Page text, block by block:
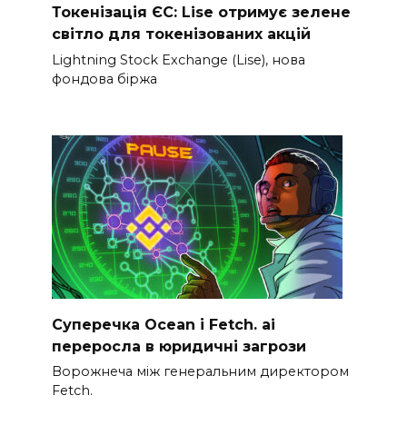
Токенізація ЄС: Lise отримує зелене
світло для токенізованих акцій
Lightning Stock Exchange (Lise), нова
фондова біржа
Суперечка Ocean і Fetch. ai
переросла в юридичні загрози
Ворожнеча між генеральним директором
Fetch.